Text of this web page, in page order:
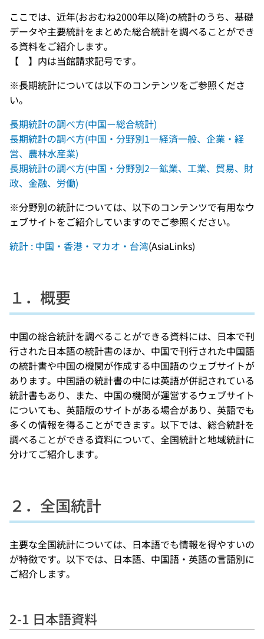
ここでは、近年(おおむね2000年以降)の統計のうち、基礎
データや主要統計をまとめた総合統計を調べることができ
る資料をご紹介します。
【 】内は当館請求記号です。
※長期統計については以下のコンテンツをご参照くださ
い。
長期統計の調べ方(中国ー総合統計)
長期統計の調べ方(中国・分野別1―経済一般、企業・経
営、農林水産業)
長期統計の調べ方(中国・分野別2―鉱業、工業、貿易、財
政、金融、労働)
※分野別の統計については、以下のコンテンツで有用なウ
ェブサイトをご紹介していますのでご参照ください。
統計 : 中国・香港・マカオ・台湾(AsiaLinks)
１．概要
中国の総合統計を調べることができる資料には、日本で刊
行された日本語の統計書のほか、中国で刊行された中国語
の統計書や中国の機関が作成する中国語のウェブサイトが
あります。中国語の統計書の中には英語が併記されている
統計書もあり、また、中国の機関が運営するウェブサイト
についても、英語版のサイトがある場合があり、英語でも
多くの情報を得ることができます。以下では、総合統計を
調べることができる資料について、全国統計と地域統計に
分けてご紹介します。
２．全国統計
主要な全国統計については、日本語でも情報を得やすいの
が特徴です。以下では、日本語、中国語・英語の言語別に
ご紹介します。
2-1 日本語資料